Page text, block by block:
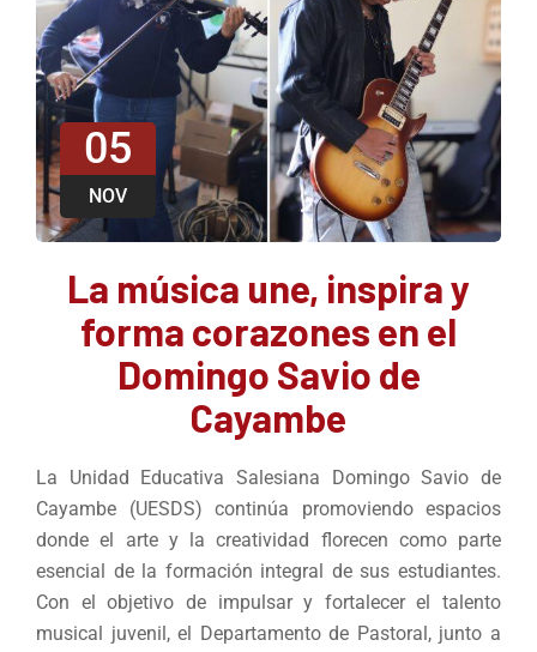
05
NOV
La música une, inspira y
forma corazones en el
Domingo Savio de
Cayambe
La Unidad Educativa Salesiana Domingo Savio de
Cayambe (UESDS) continúa promoviendo espacios
donde el arte y la creatividad florecen como parte
esencial de la formación integral de sus estudiantes.
Con el objetivo de impulsar y fortalecer el talento
musical juvenil, el Departamento de Pastoral, junto a